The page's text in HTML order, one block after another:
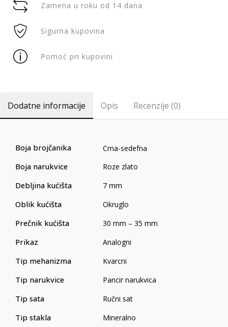
Zamena u roku od 14 dana
Sigurna kupovina
Pomoć pri kupovini
Dodatne informacije Opis Recenzije (0)
Boja brojčanika Crna-sedefna
Boja narukvice Roze zlato
Debljina kućišta 7 mm
Oblik kućišta Okruglo
Prečnik kućišta 30 mm – 35 mm
Prikaz Analogni
Tip mehanizma Kvarcni
Tip narukvice Pancir narukvica
Tip sata Ručni sat
Tip stakla Mineralno